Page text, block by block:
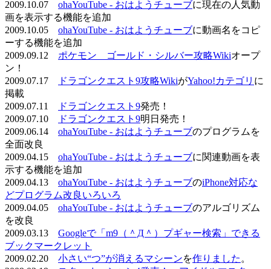
2009.10.07 ohaYouTube - おはようチューブに現在の人気動
画を表示する機能を追加
2009.10.05 ohaYouTube - おはようチューブに動画名をコピ
ーする機能を追加
2009.09.12 ポケモン ゴールド・シルバー攻略Wikiオープ
ン！
2009.07.17
ドラゴンクエスト9攻略WikiがYahoo!カテゴリ に
掲載
2009.07.11
ドラゴンクエスト9発売！
2009.07.10
ドラゴンクエスト9明日発売！
2009.06.14 ohaYouTube - おはようチューブのプログラムを
全面改良
2009.04.15 ohaYouTube - おはようチューブに関連動画を表
示する機能を追加
2009.04.13 ohaYouTube - おはようチューブのiPhone対応な
どプログラム改良いろいろ
2009.04.05 ohaYouTube - おはようチューブのアルゴリズム
を改良
2009.03.13 Googleで「m9（＾Д＾）プギャー検索」できる
ブックマークレット
2009.02.20 小さい“つ”が消えるマシーンを作りました 。